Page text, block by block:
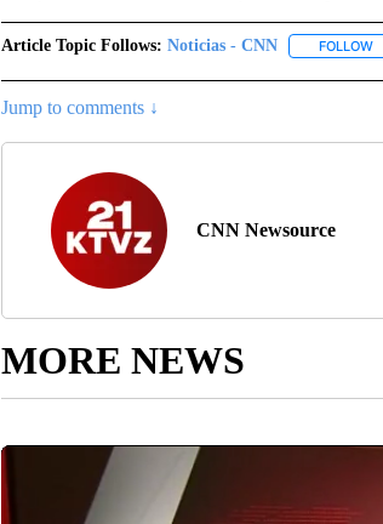
Article Topic Follows: Noticias - CNN FOLLOW
Jump to comments ↓
CNN Newsource
MORE NEWS